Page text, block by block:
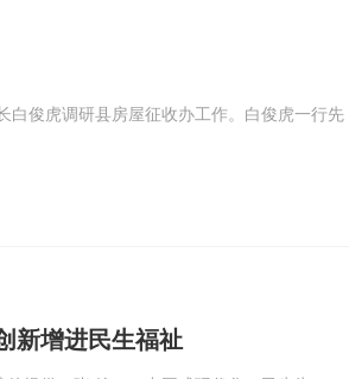
白俊虎调研县房屋征收办工作。白俊虎一行先
新增进民生福祉